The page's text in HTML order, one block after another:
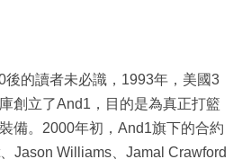
後的讀者未必識，1993年，美國3
創立了And1，目的是為真正打籃
備。2000年初，And1旗下的合約
Jason Williams、Jamal Crawford